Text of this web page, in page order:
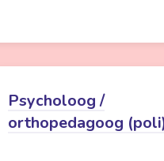
Psycholoog /
orthopedagoog